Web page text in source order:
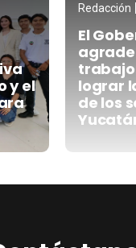
y el
Redacción
El
lograr
de los